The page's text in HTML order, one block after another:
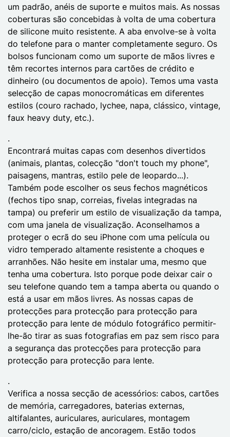
um padrão, anéis de suporte e muitos mais. As nossas
coberturas são concebidas à volta de uma cobertura
de silicone muito resistente. A aba envolve-se à volta
do telefone para o manter completamente seguro. Os
bolsos funcionam como um suporte de mãos livres e
têm recortes internos para cartões de crédito e
dinheiro (ou documentos de apoio). Temos uma vasta
selecção de capas monocromáticas em diferentes
estilos (couro rachado, lychee, napa, clássico, vintage,
faux heavy duty, etc.).
.
Encontrará muitas capas com desenhos divertidos
(animais, plantas, colecção "don't touch my phone",
paisagens, mantras, estilo pele de leopardo...).
Também pode escolher os seus fechos magnéticos
(fechos tipo snap, correias, fivelas integradas na
tampa) ou preferir um estilo de visualização da tampa,
com uma janela de visualização. Aconselhamos a
proteger o ecrã do seu iPhone com uma película ou
vidro temperado altamente resistente a choques e
arranhões. Não hesite em instalar uma, mesmo que
tenha uma cobertura. Isto porque pode deixar cair o
seu telefone quando tem a tampa aberta ou quando o
está a usar em mãos livres. As nossas capas de
protecções para protecção para protecção para
protecção para lente de módulo fotográfico permitir-
lhe-ão tirar as suas fotografias em paz sem risco para
a segurança das protecções para protecção para
protecção para protecção para lente.
.
Verifica a nossa secção de acessórios: cabos, cartões
de memória, carregadores, baterias externas,
altifalantes, auriculares, auriculares, montagem
carro/ciclo, estação de ancoragem. Estão todos